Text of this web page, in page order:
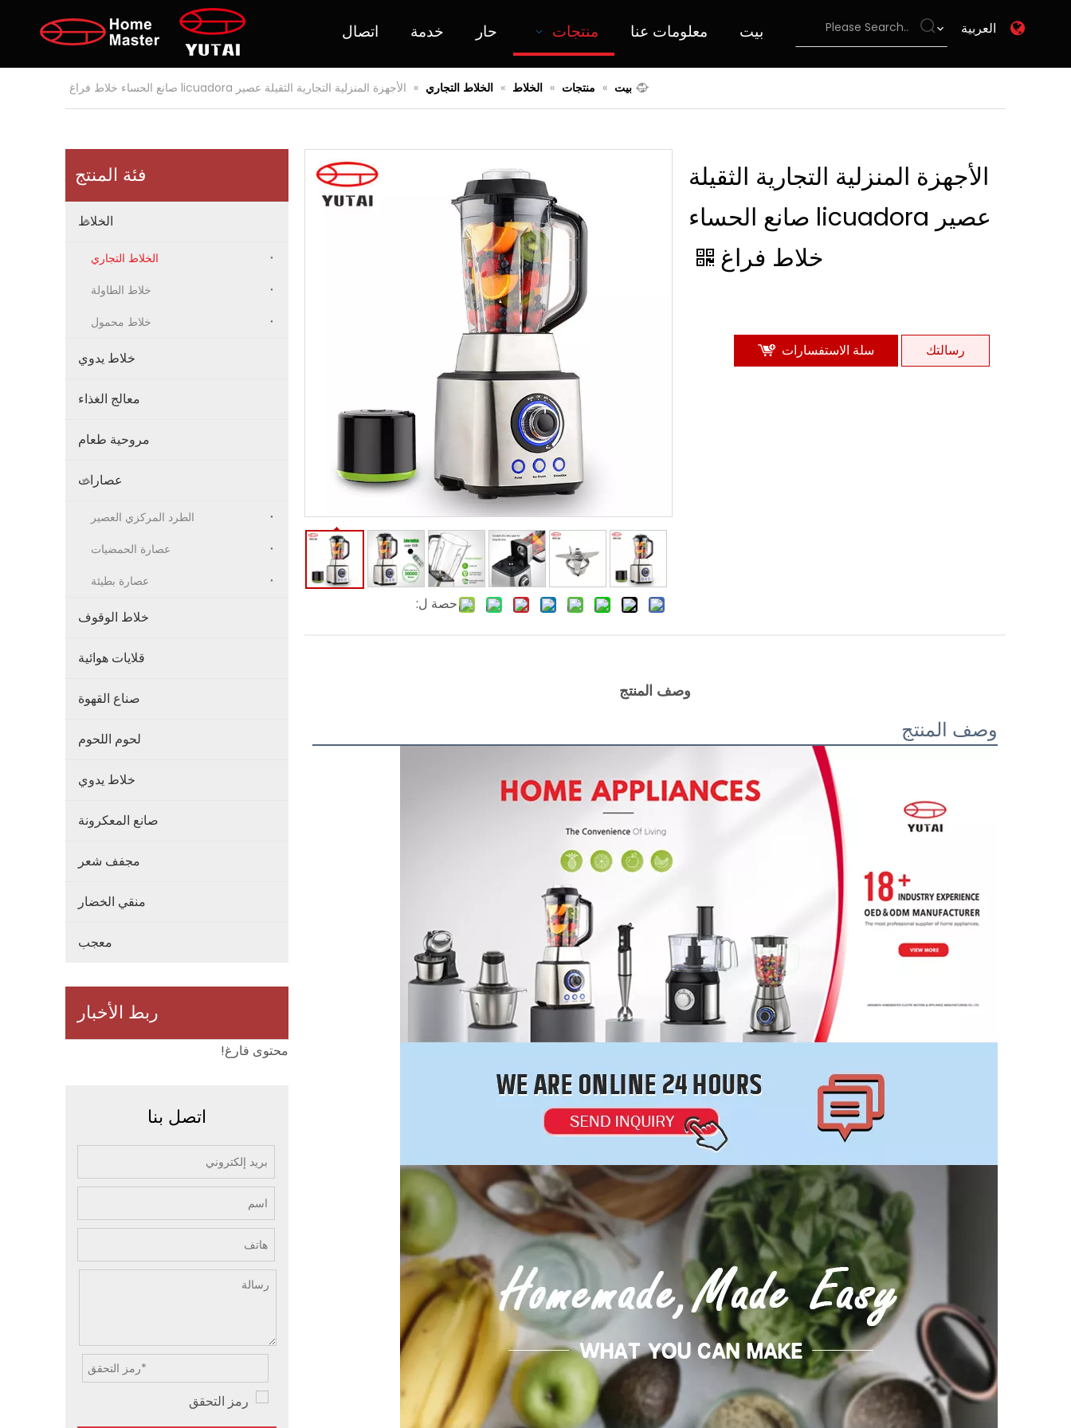
بيت معلومات عنا منتجات حار خدمة اتصال العربية
بيت » منتجات » الخلاط » الخلاط التجاري » الأجهزة المنزلية التجارية الثقيلة عصير licuadora صانع الحساء خلاط فراغ
فئة المنتج
الخلاط
الخلاط التجاري
خلاط الطاولة
خلاط محمول
خلاط يدوي
معالج الغذاء
مروحية طعام
عصارات
الطرد المركزي العصير
عصارة الحمضيات
عصارة بطيئة
خلاط الوقوف
قلايات هوائية
صناع القهوة
لحوم اللحوم
خلاط يدوي
صانع المعكرونة
مجفف شعر
منقي الخضار
معجب
ربط الأخبار
محتوى فارغ!
اتصل بنا
حصة ل:
الأجهزة المنزلية التجارية الثقيلة
عصير licuadora صانع الحساء
خلاط فراغ
رسالتك سلة الاستفسارات
وصف المنتج
وصف المنتج